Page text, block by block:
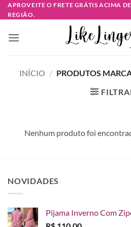
Skip
to
APROVEITE O FRETE GRÁTIS ACIMA
REGIÃO.
INÍCIO / PRODUTOS
Nenhum produto foi
NOVIDADES
Pijama Inverno Com